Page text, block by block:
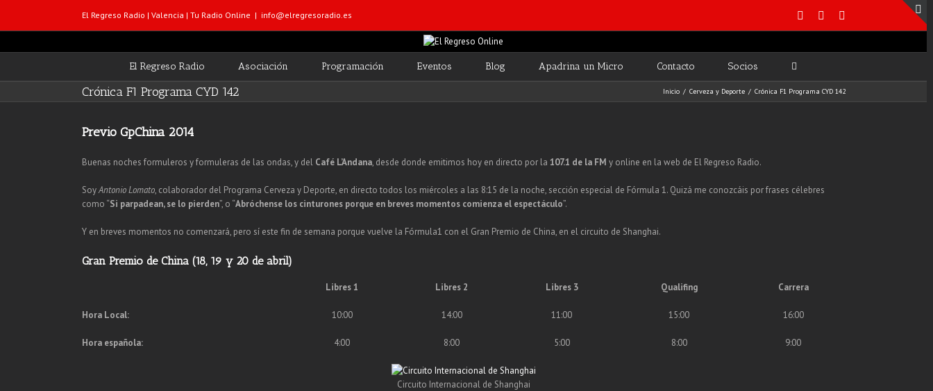
El Regreso Radio | Valencia | Tu Radio Online | info@elregresoradio.es
El Regreso Radio Asociación Programación Eventos Blog Apadrina un Micro Contacto Socios
Crónica F1 Programa CYD 142 Inicio / Cerveza y Deporte / Crónica F1 Programa CYD 142
Previo GpChina 2014
Buenas noches formuleros y formuleras de las ondas, y del Café L’Andana, desde donde emitimos hoy en directo por la 107.1 de la FM y online en la web de El Regreso Radio.
SoyAntonio Lomato, colaborador del Programa Cerveza y Deporte, en directo todos los miércoles a las 8:15 de la noche, sección especial de Fórmula 1. Quizá me conozcáis por frases célebres
como “Si parpadean, se lo pierden”, o “Abróchense los cinturones porque en breves momentos comienza el espectáculo”.
Y en breves momentos no comenzará, pero sí este fin de semana porque vuelve la Fórmula1 con el Gran Premio de China, en el circuito de Shanghai.
Gran Premio de China (18, 19 y 20 de abril)
Libres 1 Libres 2 Libres 3 Qualifing Carrera
Hora Local: 10:00 14:00 11:00 15:00 16:00
Hora española: 4:00 8:00 5:00 8:00 9:00
Circuito Internacional de Shanghai